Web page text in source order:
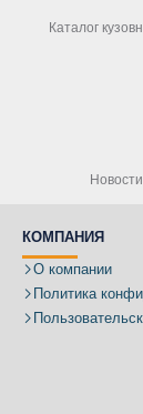
Каталог
КОМПАНИЯ
О компании
Политика